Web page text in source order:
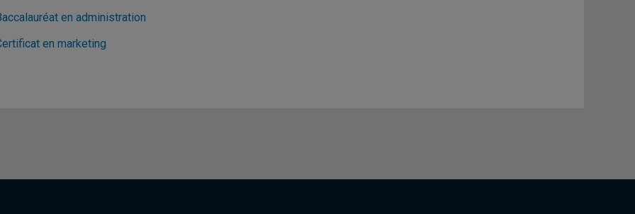
en administration
en marketing